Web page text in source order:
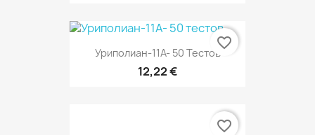
Уриполиан-11А- 50 Тестов
12,22 €
favorite_border
favorite_border